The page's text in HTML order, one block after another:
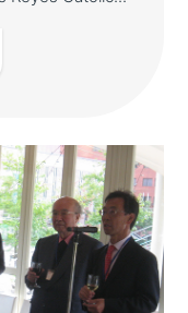
a
una edición
de los Reyes